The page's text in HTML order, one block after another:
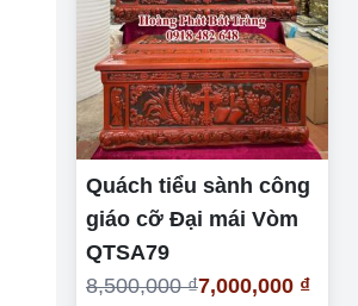
Quách tiểu sành công
giáo cỡ Đại mái Vòm
QTSA79
8,500,000 ₫7,000,000 ₫